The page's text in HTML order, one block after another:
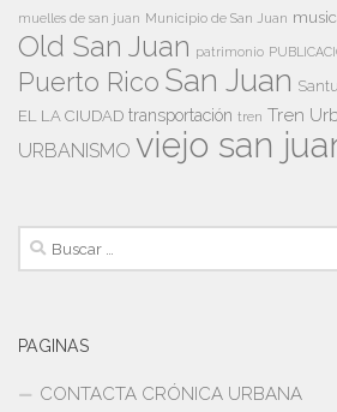
muelles de san juan Municipio de San Juan
Old San Juan patrimonio
Puerto Rico San Juan
EL LA CIUDAD transportación tren Tren
URBANISMO viejo san
Buscar:
PAGINAS
CONTACTA CRÓNICA URBANA